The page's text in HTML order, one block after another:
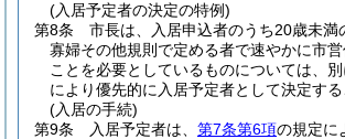
(入居予定者の決定の特例)
第8条
市長は、入居申込者のうち20歳未満
寡婦その他規則で定める者で速やかに市
ことを必要としているものについては、
により優先的に入居予定者として決定する
(入居の手続)
第9条
入居予定者は、 第7条第6項の規定に